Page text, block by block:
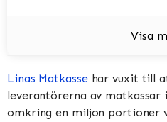
Visa
Linas Matkassehar vuxit till
leverantörerna av matkassar
omkring en miljon portioner